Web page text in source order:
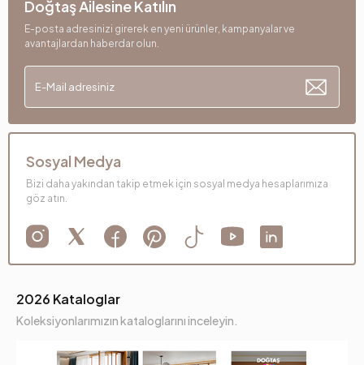
2026 Kataloglar
Koleksiyonlarımızın kataloglarını inceleyin.
Doğtaş Ailesine Katılın
E-posta adresinizi girerek en yeni ürünler, kampanyalar ve
avantajlardan haberdar olun.
Sosyal Medya
Bizi daha yakından takip etmek için sosyal medya hesaplarımıza
göz atın.